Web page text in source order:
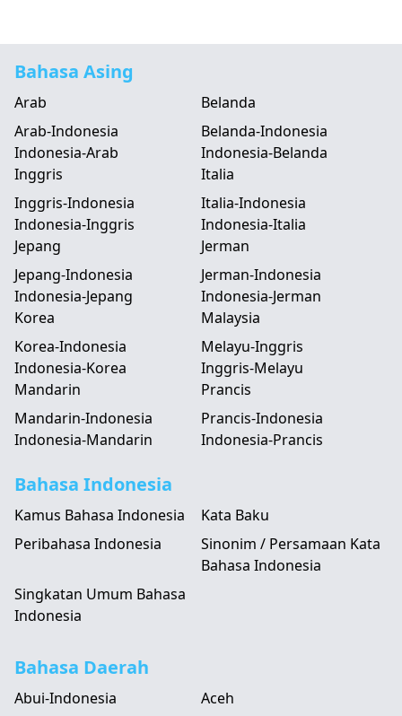
Bahasa Asing
Arab
Arab-Indonesia
Indonesia-Arab
Belanda
Belanda-Indonesia
Indonesia-Belanda
Inggris
Inggris-Indonesia
Indonesia-Inggris
Italia
Italia-Indonesia
Indonesia-Italia
Jepang
Jepang-Indonesia
Indonesia-Jepang
Jerman
Jerman-Indonesia
Indonesia-Jerman
Korea
Korea-Indonesia
Indonesia-Korea
Malaysia
Melayu-Inggris
Inggris-Melayu
Mandarin
Mandarin-Indonesia
Indonesia-Mandarin
Prancis
Prancis-Indonesia
Indonesia-Prancis
Bahasa Indonesia
Kamus Bahasa Indonesia
Kata Baku
Peribahasa Indonesia
Sinonim / Persamaan Kata
Bahasa Indonesia
Singkatan Umum Bahasa
Indonesia
Bahasa Daerah
Abui-Indonesia
Aceh